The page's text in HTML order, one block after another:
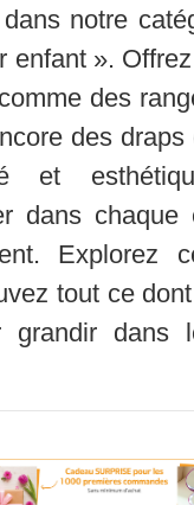
notre
enfant ».
des
des
et
dans
Explorez
tout ce
grandir dans